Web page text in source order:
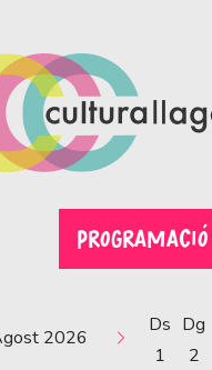
PROGRAMACIÓ
2026
Ds
1
Dg
2